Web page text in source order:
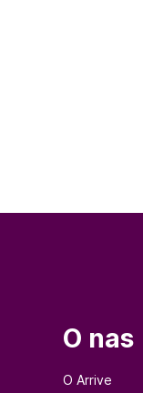
O nas
O Arrive